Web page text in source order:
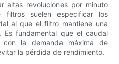
altas revoluciones por minuto
filtros suelen especificar los
al que el filtro mantiene una
fundamental que el caudal
la demanda máxima de
la pérdida de rendimiento.